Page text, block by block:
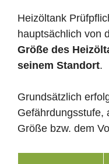
Heizöltank
hauptsächlich von
Größe des
seinem Standort.
Grundsätzlich
Gefährdungsstufe,
Größe bzw. dem